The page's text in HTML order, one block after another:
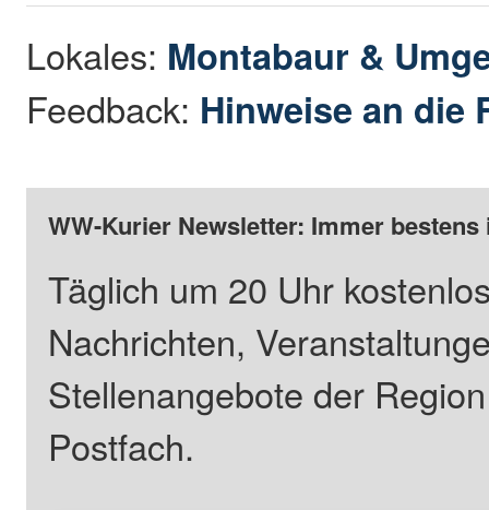
Lokales: Montabaur &
Feedback: Hinweise an die
WW-Kurier Newsletter: Immer
Täglich um 20 Uhr
Nachrichten,
Stellenangebote der
Postfach.